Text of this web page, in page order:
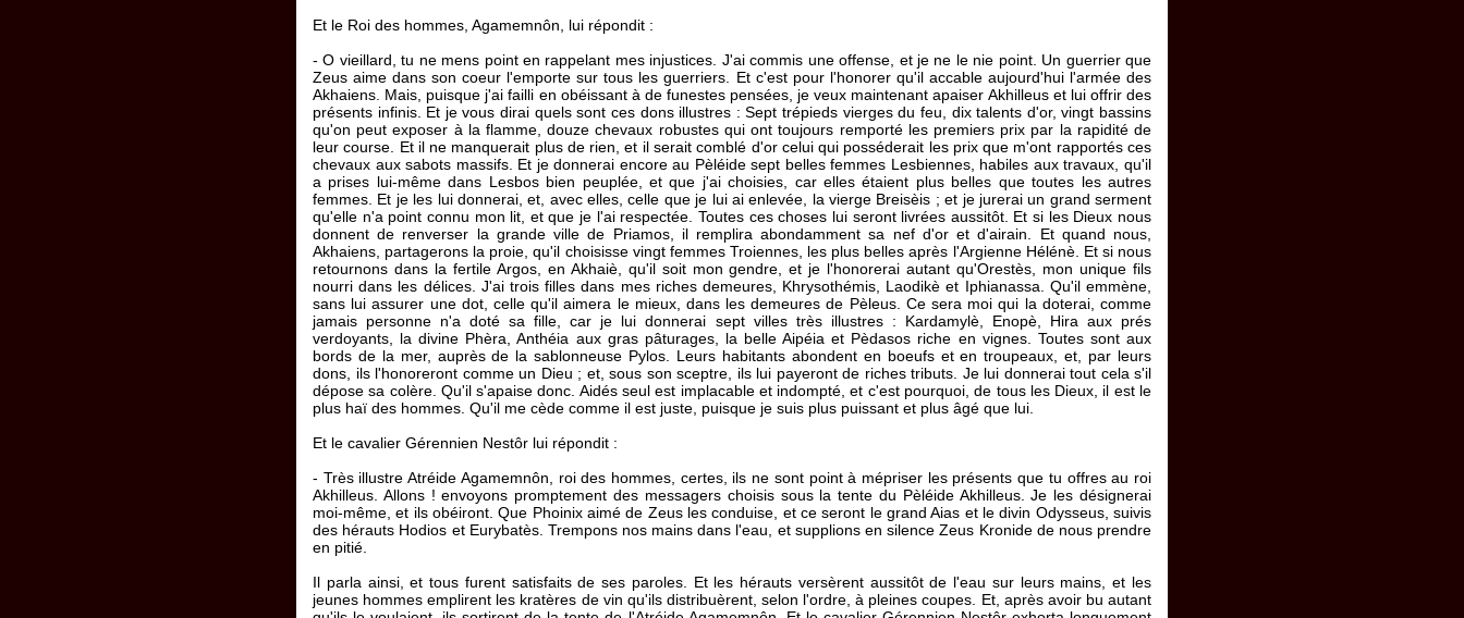
Et le Roi des hommes, Agamemnôn, lui répondit :
- O vieillard, tu ne mens point en rappelant mes injustices. J'ai commis une offense, et je ne le nie point. Un guerrier que
Zeus aime dans son coeur l'emporte sur tous les guerriers. Et c'est pour l'honorer qu'il accable aujourd'hui l'armée des
Akhaiens. Mais, puisque j'ai failli en obéissant à de funestes pensées, je veux maintenant apaiser Akhilleus et lui offrir des
présents infinis. Et je vous dirai quels sont ces dons illustres : Sept trépieds vierges du feu, dix talents d'or, vingt bassins
qu'on peut exposer à la flamme, douze chevaux robustes qui ont toujours remporté les premiers prix par la rapidité de
leur course. Et il ne manquerait plus de rien, et il serait comblé d'or celui qui posséderait les prix que m'ont rapportés ces
chevaux aux sabots massifs. Et je donnerai encore au Pèléide sept belles femmes Lesbiennes, habiles aux travaux, qu'il
a prises lui-même dans Lesbos bien peuplée, et que j'ai choisies, car elles étaient plus belles que toutes les autres
femmes. Et je les lui donnerai, et, avec elles, celle que je lui ai enlevée, la vierge Breisèis ; et je jurerai un grand serment
qu'elle n'a point connu mon lit, et que je l'ai respectée. Toutes ces choses lui seront livrées aussitôt. Et si les Dieux nous
donnent de renverser la grande ville de Priamos, il remplira abondamment sa nef d'or et d'airain. Et quand nous,
Akhaiens, partagerons la proie, qu'il choisisse vingt femmes Troiennes, les plus belles après l'Argienne Hélénè. Et si nous
retournons dans la fertile Argos, en Akhaiè, qu'il soit mon gendre, et je l'honorerai autant qu'Orestès, mon unique fils
nourri dans les délices. J'ai trois filles dans mes riches demeures, Khrysothémis, Laodikè et Iphianassa. Qu'il emmène,
sans lui assurer une dot, celle qu'il aimera le mieux, dans les demeures de Pèleus. Ce sera moi qui la doterai, comme
jamais personne n'a doté sa fille, car je lui donnerai sept villes très illustres : Kardamylè, Enopè, Hira aux prés
verdoyants, la divine Phèra, Anthéia aux gras pâturages, la belle Aipéia et Pèdasos riche en vignes. Toutes sont aux
bords de la mer, auprès de la sablonneuse Pylos. Leurs habitants abondent en boeufs et en troupeaux, et, par leurs
dons, ils l'honoreront comme un Dieu ; et, sous son sceptre, ils lui payeront de riches tributs. Je lui donnerai tout cela s'il
dépose sa colère. Qu'il s'apaise donc. Aidés seul est implacable et indompté, et c'est pourquoi, de tous les Dieux, il est le
plus haï des hommes. Qu'il me cède comme il est juste, puisque je suis plus puissant et plus âgé que lui.
Et le cavalier Gérennien Nestôr lui répondit :
- Très illustre Atréide Agamemnôn, roi des hommes, certes, ils ne sont point à mépriser les présents que tu offres au roi
Akhilleus. Allons ! envoyons promptement des messagers choisis sous la tente du Pèléide Akhilleus. Je les désignerai
moi-même, et ils obéiront. Que Phoinix aimé de Zeus les conduise, et ce seront le grand Aias et le divin Odysseus, suivis
des hérauts Hodios et Eurybatès. Trempons nos mains dans l'eau, et supplions en silence Zeus Kronide de nous prendre
en pitié.
Il parla ainsi, et tous furent satisfaits de ses paroles. Et les hérauts versèrent aussitôt de l'eau sur leurs mains, et les
jeunes hommes emplirent les kratères de vin qu'ils distribuèrent, selon l'ordre, à pleines coupes. Et, après avoir bu autant